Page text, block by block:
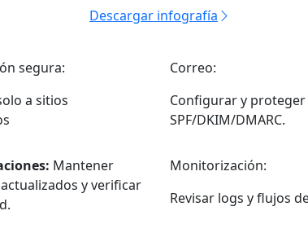
Descargar infografía
segura:
a sitios
Correo:
Configurar y
SPF/DKIM/DMARC.
Mantener
y verificar
Monitorización:
Revisar logs y flujos